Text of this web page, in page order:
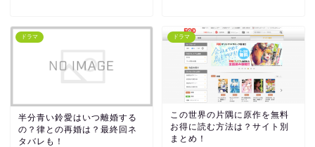
ドラマ
半分青い鈴愛はいつ離婚する
の？律との再婚は？最終回ネ
タバレも！
ドラマ
この世界の片隅に原作を無料
お得に読む方法は？サイト別
まとめ！